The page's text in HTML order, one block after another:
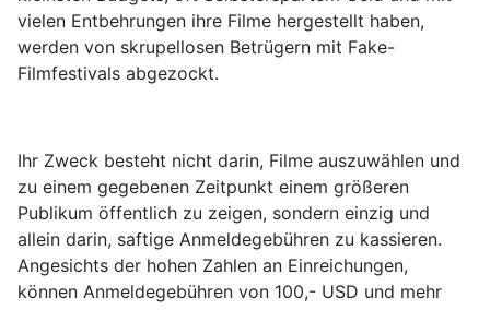
vielen Entbehrungen ihre Filme hergestellt haben,
werden von skrupellosen Betrügern mit Fake-
Filmfestivals abgezockt.
Ihr Zweck besteht nicht darin, Filme auszuwählen und
zu einem gegebenen Zeitpunkt einem größeren
Publikum öffentlich zu zeigen, sondern einzig und
allein darin, saftige Anmeldegebühren zu kassieren.
Angesichts der hohen Zahlen an Einreichungen,
können Anmeldegebühren von 100,- USD und mehr